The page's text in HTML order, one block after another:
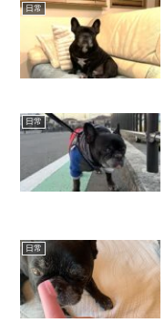
日常
日常
日常